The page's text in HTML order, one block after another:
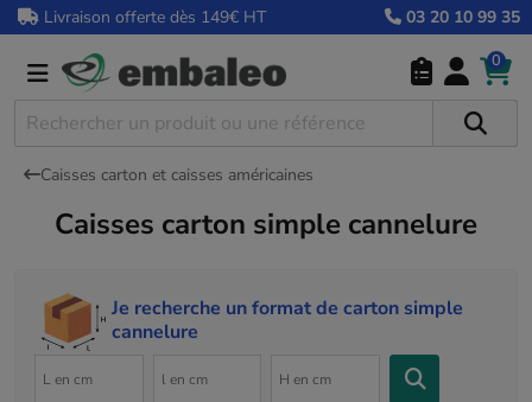
Livraison offerte dès 149€ HT 03 20 10 99 35
0
Caisses carton et caisses américaines
Caisses carton simple cannelure
Je recherche un format de carton simple
cannelure